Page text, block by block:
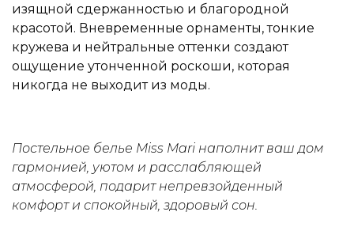
изящной сдержанностью и благородной
красотой. Вневременные орнаменты, тонкие
кружева и нейтральные оттенки создают
ощущение утонченной роскоши, которая
никогда не выходит из моды.
Постельное белье Miss Mari наполнит ваш дом
гармонией, уютом и расслабляющей
атмосферой, подарит непревзойденный
комфорт и спокойный, здоровый сон.